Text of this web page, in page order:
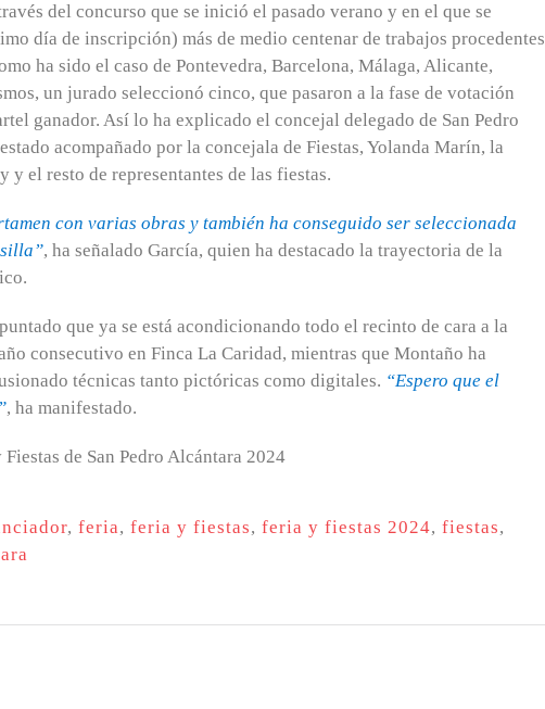
del concurso que se inició el pasado verano y en el que se
día de inscripción) más de medio centenar de trabajos procedentes
ha sido el caso de Pontevedra, Barcelona, Málaga, Alicante,
un jurado seleccionó cinco, que pasaron a la fase de votación
ganador. Así lo ha explicado el concejal delegado de San Pedro
acompañado por la concejala de Fiestas, Yolanda Marín, la
el resto de representantes de las fiestas.
con varias obras y también ha conseguido ser seleccionada
, ha señalado García, quien ha destacado la trayectoria de la
que ya se está acondicionando todo el recinto de cara a la
consecutivo en Finca La Caridad, mientras que Montaño ha
técnicas tanto pictóricas como digitales. “Espero que el
, ha manifestado.
, feria, feria y fiestas, feria y fiestas 2024, fiestas,